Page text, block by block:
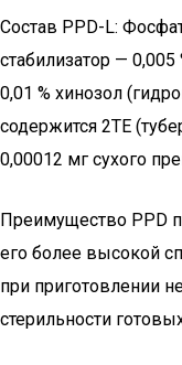
Состав PPD-L:
стабилизатор —
0,01 % хинозол
содержится 2ТЕ
0,00012 мг сухого
Преимущество PPD
его более высокой
при приготовлении
стерильности